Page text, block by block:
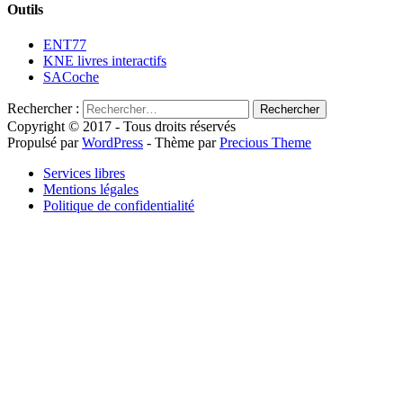
Outils
ENT77
KNE livres interactifs
SACoche
Rechercher :
Copyright © 2017 - Tous droits réservés
Propulsé parWordPress - Thème parPrecious Theme
Services libres
Mentions légales
Politique de confidentialité